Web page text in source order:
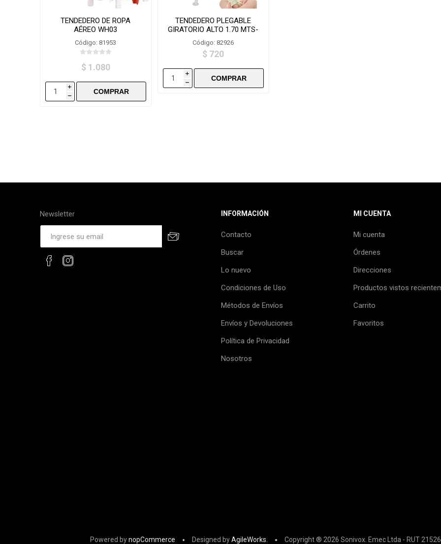
TENDEDERO DE ROPA
AÉREO WH03
Código: 81953
$ 1.080
i
h
TENDEDERO PLEGABLE
GIRATORIO ALTO 1.70 MTS-
TM0099
Código: 82926
$ 720
i
h
Newsletter INFORMACIÓN
Contacto
Buscar
Lo nuevo
Condiciones de Uso
Métodos de Envíos
Envíos y Devoluciones
Política de Privacidad
Nosotros
MI CUENTA
Mi cuenta
Órdenes
Direcciones
Productos vistos
Carrito
Favoritos
Powered bynopCommerce Designed byAgileWorks. Copyright ® 2026 Sonivox. Emec Ltda - RUT